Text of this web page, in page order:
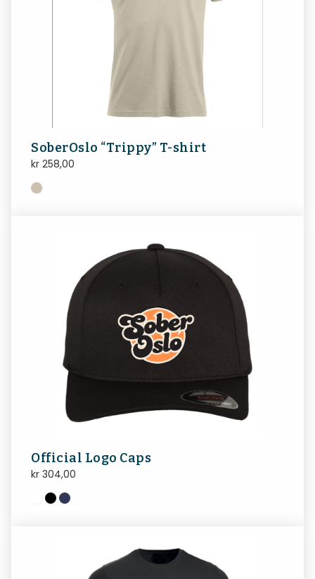
SoberOslo “Trippy” T-shirt
kr 258,00
Official Logo Caps
kr 304,00